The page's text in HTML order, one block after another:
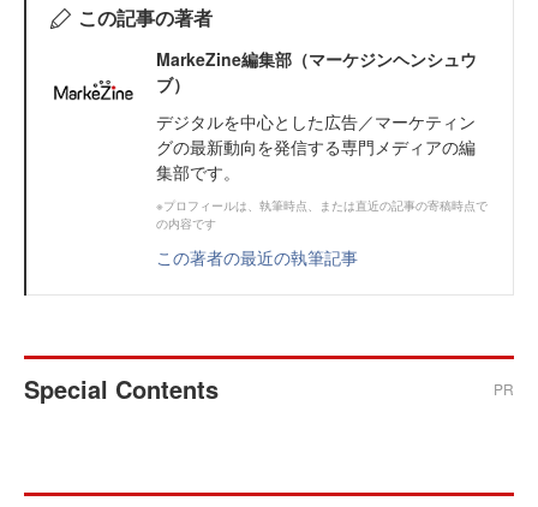
この記事の著者
MarkeZine編集部（マーケジンヘンシュウ
ブ）
デジタルを中心とした広告／マーケティン
グの最新動向を発信する専門メディアの編
集部です。
※プロフィールは、執筆時点、または直近の記事の寄稿時点で
の内容です
この著者の最近の執筆記事
Special Contents PR